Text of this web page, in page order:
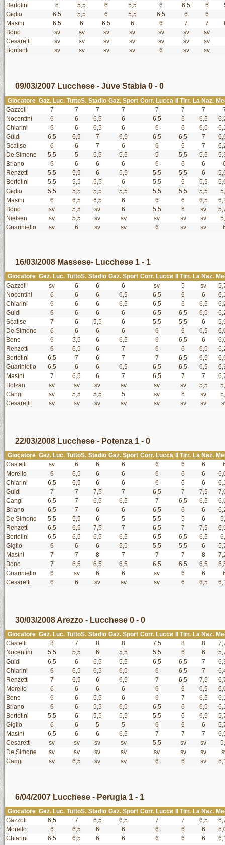
Bertolini
6 5,5 6 5,5 6 6,5 6
Giglio
6,5 5,5 6 5,5 6,5 6
6
Masini
6,5 6 6,5 6 6 7 7
Bono
sv sv sv sv sv sv
sv
Cesaretti
sv sv sv sv sv sv
sv
Bonfanti
sv sv sv sv 6 sv sv
09/03/2007 Lucchese - Juve Stabia 0 - 0
Giocatore Gaz. Luc. TuttoS. Stadio Gaz. Sport Corr. Lucca Il Tirr. La Naz.
Gazzoli
7 7 7 7 7 7 7
Nocentini
6 6 6,5 6 6,5 6 6,5
Chiarini
6 6 6,5 6 6 6 6,5
Guidi
6,5 6,5 7 6,5 6,5 6,5 7
Scalise
6 6 7 6 6 6 7
De Simone
5,5 5 5,5 5,5 5 5,5 5,5
Briano
6 6 6 6 6 6 6
Renzetti
5,5 5,5 6 5,5 5,5 5,5 6
Bertolini
5,5 5,5 5,5 6 5,5 6 5,5
Giglio
5,5 5,5 5,5 5,5 5,5 5,5 5,5
Masini
6 6,5 6,5 6 6 6 6,5
Bono
sv 5,5 sv 6 5,5 6 sv
Nielsen
sv 5,5 sv sv sv sv sv
Guariniello
sv 6 sv sv 6 sv sv
16/03/2008 Massese- Lucchese 1 - 1
Giocatore Gaz. Luc. TuttoS. Stadio Gaz. Sport Corr. Lucca Il Tirr. La Naz.
Gazzoli
sv 6 6 6 sv 5 sv
Nocentini
6 6 6 6,5 6,5 6 6
Chiarini
6 6 6 6,5 6,5 6 6,5
Guidi
6 6 6 6 6,5 6,5 6,5
Scalise
7 6 5,5 6 5,5 5,5 6
De Simone
6 6 6 6 6 6 6,5
Bono
6 5,5 6 6,5 6 6,5 6
Renzetti
6 6,5 6 7 6 6 6,5
Bertolini
6,5 7 6 7 7 6,5 6,5
Guariniello
6,5 6 6 6,5 6,5 6,5 6,5
Masini
7 6,5 6 7 6,5 7 7
Bolzan
sv sv sv sv sv sv 5,5
Cangi
sv 5,5 5,5 5 sv 6 sv
Cesaretti
sv sv sv sv sv sv sv
22/03/2008 Lucchese - Potenza 1 - 0
Giocatore Gaz. Luc. TuttoS. Stadio Gaz. Sport Corr. Lucca Il Tirr. La Naz.
Castelli
sv 6 6 6 6 6 6
Morello
6 6,5 6 6 6 6 6
Chiarini
6,5 6,5 6 6 6 6 6
Guidi
7 7 7,5 7 6,5 7 7,5
Cangi
6,5 7 6,5 6,5 7 6,5 6,5
Briano
6,5 7 6 6 6,5 6 6
De Simone
5,5 5,5 6 5 5,5 5 6
Renzetti
6,5 6,5 7,5 7 6,5 7 7,5
Bertolini
6,5 6,5 6,5 6,5 6,5 6,5 6,5
Giglio
6 6 6 5,5 5,5 5,5 6
Masini
7 7 8 7 7 7 8
Bono
7 6,5 6,5 6,5 6,5 6,5 6,5
Guariniello
6 sv 6 6 sv 6 6
Cesaretti
6 6 sv sv sv 6 6,5
30/03/2008 Arezzo - Lucchese 0 - 0
Giocatore Gaz. Luc. TuttoS. Stadio Gaz. Sport Corr. Lucca Il Tirr. La Naz.
Castelli
8 7 8 8 7,5 8 8
Nocentini
5,5 5,5 6 5,5 5,5 6 6
Guidi
6,5 6 6,5 5,5 6,5 6,5 7
Chiarini
6 6,5 6,5 6,5 6 6,5 7
Renzetti
7 6,5 6 6,5 7 6,5 7,5
Morello
6 6 6 6 6 6 6,5
Bono
6 6 5,5 6 6 7 6,5
Briano
6 6 5,5 6,5 6,5 6 6,5
Bertolini
5,5 6 5,5 5,5 5,5 6 6,5
Giglio
6 6 5 5 6 6 6
Masini
6,5 6 6 6,5 7 7 7
Cesaretti
sv sv sv sv 5,5 sv sv
De Simone
sv sv sv sv sv sv sv
Cangi
sv 6,5 sv sv 6 6 sv
6/04/2007 Lucchese - Perugia 1 - 1
Giocatore Gaz. Luc. TuttoS. Stadio Gaz. Sport Corr. Lucca Il Tirr. La Naz.
Gazzoli
6,5 7 6,5 6,5 7 7 6,5
Morello
6 6,5 6 6 6 6 6
Chiarini
6,5 6,5 6 6 6 6 6